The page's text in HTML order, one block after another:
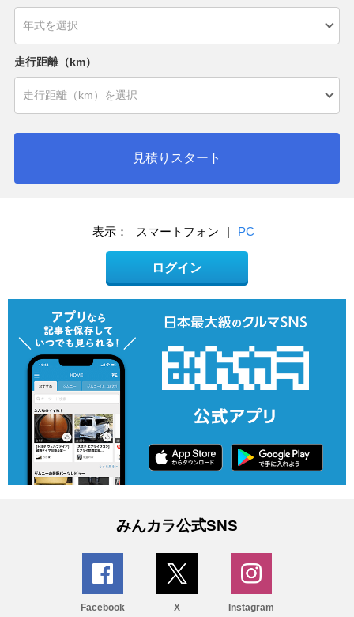
走行距離（km）
見積りスタート
表示： スマートフォン | PC
ログイン
みんカラ公式SNS
Facebook X Instagram